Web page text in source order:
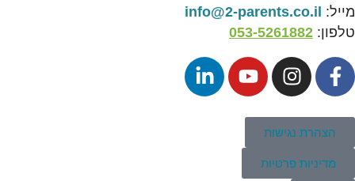
מייל: info@2-parents.co.il
טלפון: 053-5261882
הצהרת נגישות
מדיניות פרטיות